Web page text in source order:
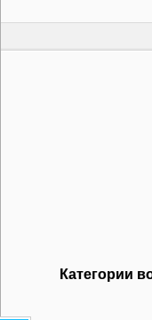
Категории